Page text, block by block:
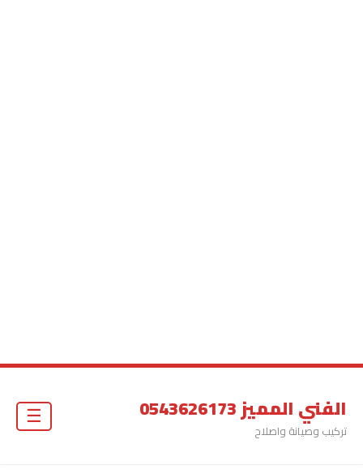
الفني المميز 0543626173
تركيب وصيانة واصلاح